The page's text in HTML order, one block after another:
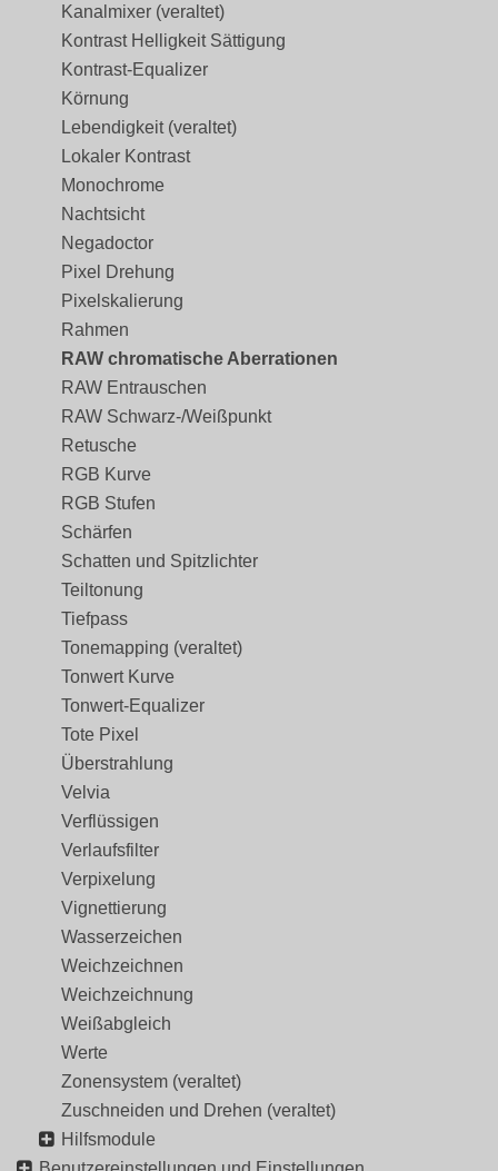
Kanalmixer (veraltet)
Kontrast Helligkeit Sättigung
Kontrast-Equalizer
Körnung
Lebendigkeit (veraltet)
Lokaler Kontrast
Monochrome
Nachtsicht
Negadoctor
Pixel Drehung
Pixelskalierung
Rahmen
RAW chromatische Aberrationen
RAW Entrauschen
RAW Schwarz-/Weißpunkt
Retusche
RGB Kurve
RGB Stufen
Schärfen
Schatten und Spitzlichter
Teiltonung
Tiefpass
Tonemapping (veraltet)
Tonwert Kurve
Tonwert-Equalizer
Tote Pixel
Überstrahlung
Velvia
Verflüssigen
Verlaufsfilter
Verpixelung
Vignettierung
Wasserzeichen
Weichzeichnen
Weichzeichnung
Weißabgleich
Werte
Zonensystem (veraltet)
Zuschneiden und Drehen (veraltet)
Hilfsmodule